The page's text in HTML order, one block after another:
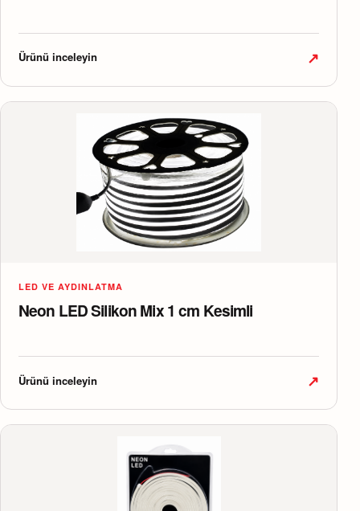
Ürünü inceleyin ↗
LED VE AYDINLATMA
Neon LED Silikon Mix 1 cm Kesimli
Ürünü inceleyin ↗